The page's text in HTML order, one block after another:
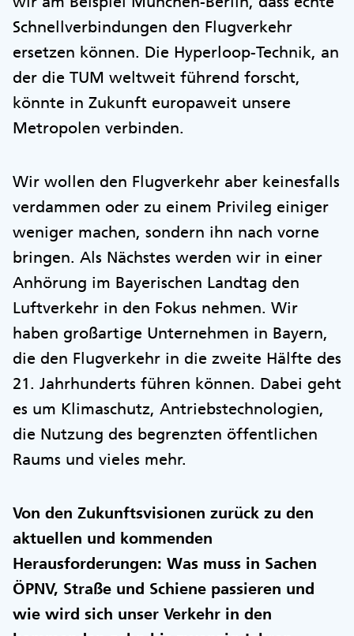
Schnellverbindungen den Flugverkehr
ersetzen können. Die Hyperloop-Technik, an
der die TUM weltweit führend forscht,
könnte in Zukunft europaweit unsere
Metropolen verbinden.
Wir wollen den Flugverkehr aber keinesfalls
verdammen oder zu einem Privileg einiger
weniger machen, sondern ihn nach vorne
bringen. Als Nächstes werden wir in einer
Anhörung im Bayerischen Landtag den
Luftverkehr in den Fokus nehmen. Wir
haben großartige Unternehmen in Bayern,
die den Flugverkehr in die zweite Hälfte des
21. Jahrhunderts führen können. Dabei geht
es um Klimaschutz, Antriebstechnologien,
die Nutzung des begrenzten öffentlichen
Raums und vieles mehr.
Von den Zukunftsvisionen zurück zu den
aktuellen und kommenden
Herausforderungen: Was muss in Sachen
ÖPNV, Straße und Schiene passieren und
wie wird sich unser Verkehr in den